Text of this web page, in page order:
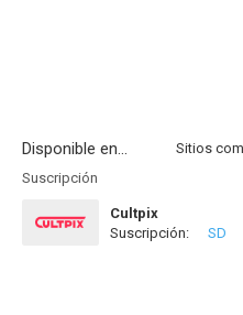
Disponible en...
Suscripción
Cultpix
Suscripción:
SD